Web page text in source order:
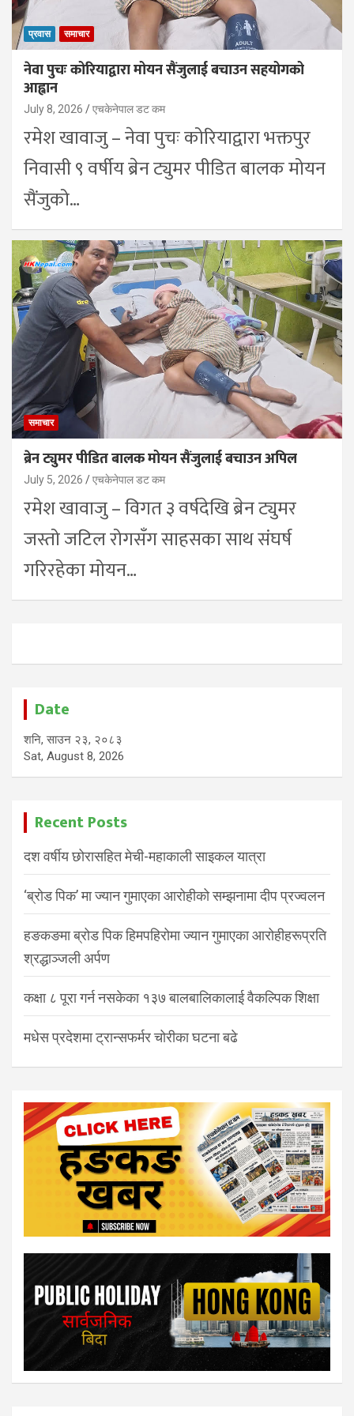
प्रवास समाचार
नेवा पुचः कोरियाद्वारा मोयन सैंजुलाई बचाउन सहयोगको
आह्वान
July 8, 2026 एचकेनेपाल डट कम
रमेश खावाजु – नेवा पुचः कोरियाद्वारा भक्तपुर
निवासी ९ वर्षीय ब्रेन ट्युमर पीडित बालक मोयन
सैंजुको…
समाचार
ब्रेन ट्युमर पीडित बालक मोयन सैंजुलाई बचाउन अपिल
July 5, 2026 एचकेनेपाल डट कम
रमेश खावाजु – विगत ३ वर्षदेखि ब्रेन ट्युमर
जस्तो जटिल रोगसँग साहसका साथ संघर्ष
गरिरहेका मोयन…
Date
शनि, साउन २३, २०८३
Sat, August 8, 2026
Recent Posts
दश वर्षीय छोरासहित मेची-महाकाली साइकल यात्रा
‘ब्रोड पिक’ मा ज्यान गुमाएका आरोहीको सम्झनामा दीप प्रज्वलन
हङकङमा ब्रोड पिक हिमपहिरोमा ज्यान गुमाएका आरोहीहरूप्रति
श्रद्धाञ्जली अर्पण
कक्षा ८ पूरा गर्न नसकेका १३७ बालबालिकालाई वैकल्पिक शिक्षा
मधेस प्रदेशमा ट्रान्सफर्मर चोरीका घटना बढे